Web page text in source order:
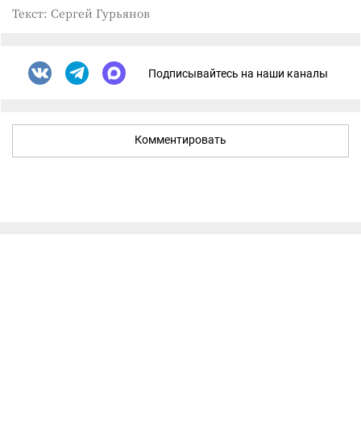
Текст: Сергей Гурьянов
Подписывайтесь на наши каналы
Комментировать